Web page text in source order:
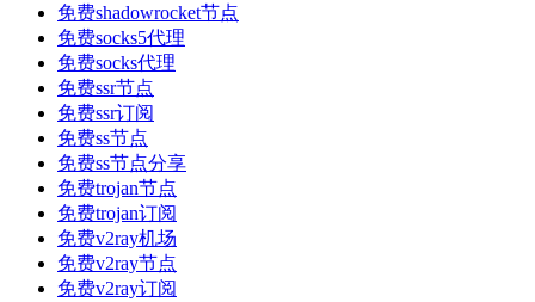
免费shadowrocket节点
免费socks5代理
免费socks代理
免费ssr节点
免费ssr订阅
免费ss节点
免费ss节点分享
免费trojan节点
免费trojan订阅
免费v2ray机场
免费v2ray节点
免费v2ray订阅